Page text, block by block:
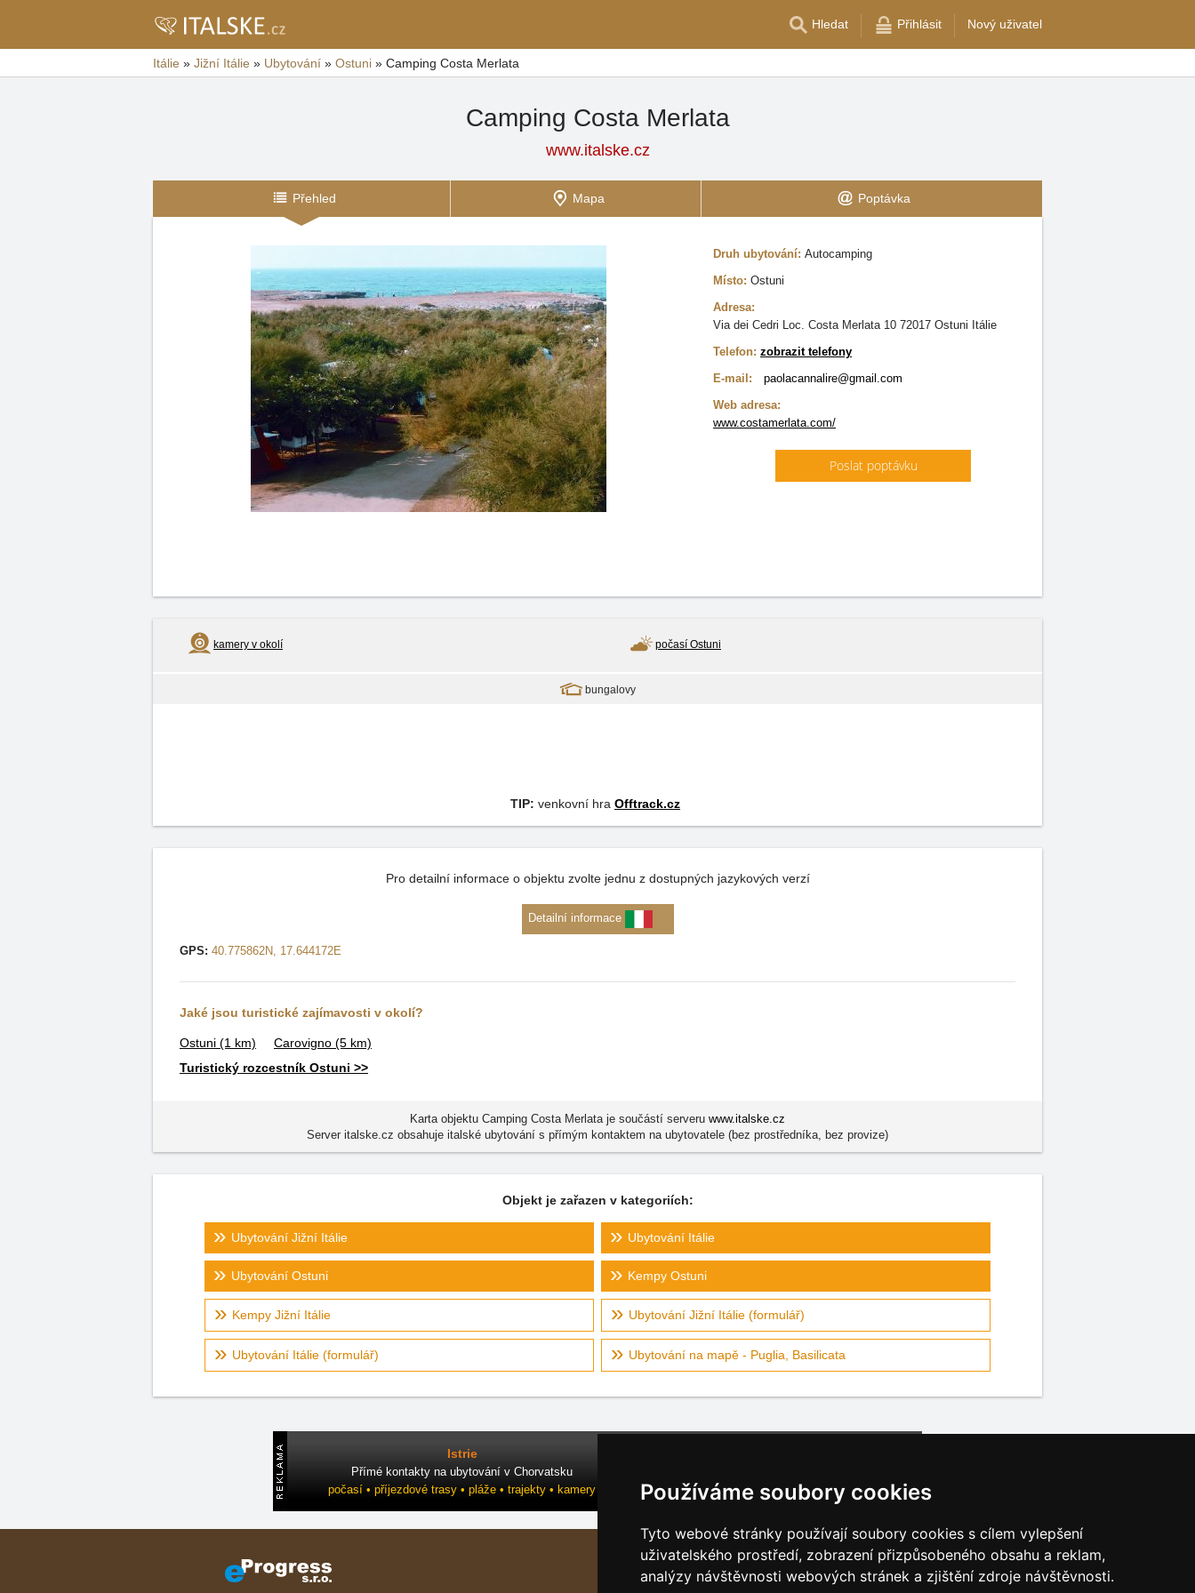
Používáme soubory cookies
Tyto webové stránky používají soubory cookies s cílem vylepšení
uživatelského prostředí, zobrazení přizpůsobeného obsahu a reklam,
analýzy návštěvnosti webových stránek a zjištění zdroje návštěvnosti.
Hledat Přihlásit Nový uživatel
Itálie » Jižní Itálie » Ubytování » Ostuni » Camping Costa Merlata
Camping Costa Merlata
www.italske.cz
Přehled Mapa Poptávka
Druh ubytování: Autocamping
Místo: Ostuni
Adresa:
Via dei Cedri Loc. Costa Merlata 10 72017 Ostuni Itálie
Telefon: zobrazit telefony
E-mail:
paolacannalire@gmail.com
Web adresa:
www.costamerlata.com/
Poslat poptávku
kamery v okolí počasí Ostuni
bungalovy
TIP: venkovní hra Offtrack.cz
Pro detailní informace o objektu zvolte jednu z dostupných jazykových verzí
Detailní informace
GPS: 40.775862N, 17.644172E
Jaké jsou turistické zajímavosti v okolí?
Ostuni (1 km) Carovigno (5 km)
Turistický rozcestník Ostuni >>
Karta objektu Camping Costa Merlata je součástí serveru www.italske.cz
Server italske.cz obsahuje italské ubytování s přímým kontaktem na ubytovatele (bez prostředníka, bez provize)
Objekt je zařazen v kategoriích:
Ubytování Jižní Itálie Ubytování Itálie
Ubytování Ostuni Kempy Ostuni
Kempy Jižní Itálie Ubytování Jižní Itálie (formulář)
Ubytování Itálie (formulář) Ubytování na mapě - Puglia, Basilicata
Istrie
Přímé kontakty na ubytování v Chorvatsku
počasí • příjezdové trasy • pláže • trajekty • kamery
Katalog ubytování Jižní Itálie
Osobní údaje